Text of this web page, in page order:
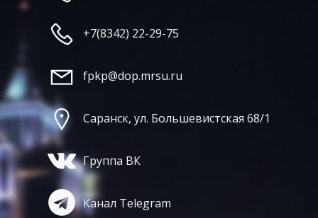
+7(8342) 22-29-75
fpkp@dop.mrsu.ru
Саранск, ул. Большевистская 68/1
Группа ВК
Канал Telegram